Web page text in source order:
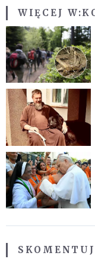
WIĘCEJ W: